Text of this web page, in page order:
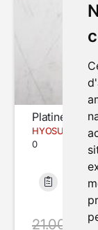
Platine
HYOSUNG
0
Bon état
21.00 €